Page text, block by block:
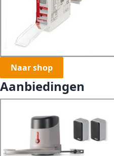
Naar shop
Aanbiedingen